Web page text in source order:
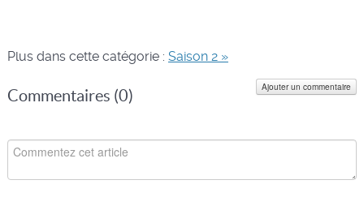
Plus dans cette catégorie : Saison 2 »
Commentaires (0)
Ajouter un commentaire